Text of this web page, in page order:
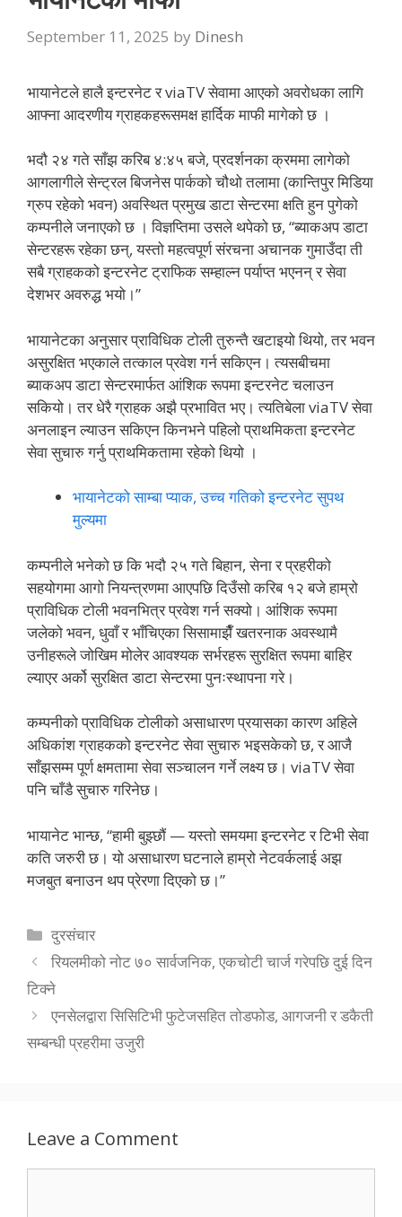
September 11, 2025 by Dinesh
भायानेटले हालै इन्टरनेट र viaTV सेवामा आएको अवरोधका लागि
आफ्ना आदरणीय ग्राहकहरूसमक्ष हार्दिक माफी मागेको छ ।
भदौ २४ गते साँझ करिब ४:४५ बजे, प्रदर्शनका क्रममा लागेको
आगलागीले सेन्ट्रल बिजनेस पार्कको चौथो तलामा (कान्तिपुर मिडिया
ग्रुप रहेको भवन) अवस्थित प्रमुख डाटा सेन्टरमा क्षति हुन पुगेको
कम्पनीले जनाएको छ । विज्ञप्तिमा उसले थपेको छ, “ब्याकअप डाटा
सेन्टरहरू रहेका छन्, यस्तो महत्वपूर्ण संरचना अचानक गुमाउँदा ती
सबै ग्राहकको इन्टरनेट ट्राफिक सम्हाल्न पर्याप्त भएनन् र सेवा
देशभर अवरुद्ध भयो।”
भायानेटका अनुसार प्राविधिक टोली तुरुन्तै खटाइयो थियो, तर भवन
असुरक्षित भएकाले तत्काल प्रवेश गर्न सकिएन। त्यसबीचमा
ब्याकअप डाटा सेन्टरमार्फत आंशिक रूपमा इन्टरनेट चलाउन
सकियो। तर धेरै ग्राहक अझै प्रभावित भए। त्यतिबेला viaTV सेवा
अनलाइन ल्याउन सकिएन किनभने पहिलो प्राथमिकता इन्टरनेट
सेवा सुचारु गर्नु प्राथमिकतामा रहेको थियो ।
भायानेटको साम्बा प्याक, उच्च गतिको इन्टरनेट सुपथ
मुल्यमा
कम्पनीले भनेको छ कि भदौ २५ गते बिहान, सेना र प्रहरीको
सहयोगमा आगो नियन्त्रणमा आएपछि दिउँसो करिब १२ बजे हाम्रो
प्राविधिक टोली भवनभित्र प्रवेश गर्न सक्यो। आंशिक रूपमा
जलेको भवन, धुवाँ र भाँचिएका सिसामाझैँ खतरनाक अवस्थामै
उनीहरूले जोखिम मोलेर आवश्यक सर्भरहरू सुरक्षित रूपमा बाहिर
ल्याएर अर्को सुरक्षित डाटा सेन्टरमा पुनःस्थापना गरे।
कम्पनीको प्राविधिक टोलीको असाधारण प्रयासका कारण अहिले
अधिकांश ग्राहकको इन्टरनेट सेवा सुचारु भइसकेको छ, र आजै
साँझसम्म पूर्ण क्षमतामा सेवा सञ्चालन गर्ने लक्ष्य छ। viaTV सेवा
पनि चाँडै सुचारु गरिनेछ।
भायानेट भान्छ, “हामी बुझ्छौं — यस्तो समयमा इन्टरनेट र टिभी सेवा
कति जरुरी छ। यो असाधारण घटनाले हाम्रो नेटवर्कलाई अझ
मजबुत बनाउन थप प्रेरणा दिएको छ।”
Categories
दुरसंचार
रियलमीको नोट ७० सार्वजनिक, एकचोटी चार्ज गरेपछि दुई दिन
टिक्ने
एनसेलद्वारा सिसिटिभी फुटेजसहित तोडफोड, आगजनी र डकैती
सम्बन्धी प्रहरीमा उजुरी
Leave a Comment